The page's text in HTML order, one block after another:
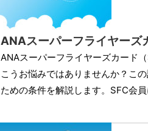
ANAスーパーフライヤーズ
ANAスーパーフライヤーズカード
こうお悩みではありませんか？こ
ための条件を解説します。SFC会員